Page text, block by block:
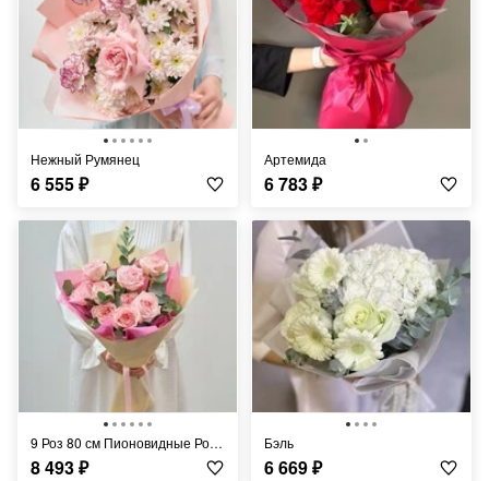
Нежный Румянец
6 555₽
Артемида
6 783₽
9 Роз 80 см Пионовидные Розовые
8 493₽
Бэль
6 669₽